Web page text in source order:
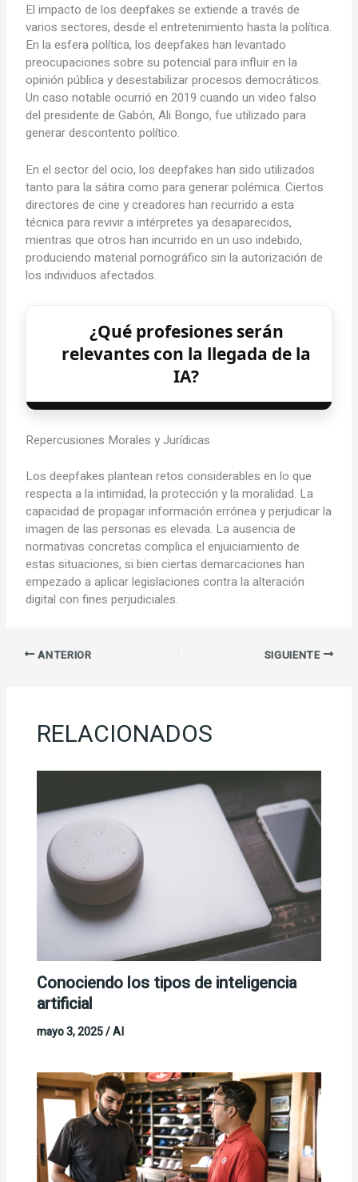
El impacto de los deepfakes se extiende a través de
varios sectores, desde el entretenimiento hasta la política.
En la esfera política, los deepfakes han levantado
preocupaciones sobre su potencial para influir en la
opinión pública y desestabilizar procesos democráticos.
Un caso notable ocurrió en 2019 cuando un video falso
del presidente de Gabón, Ali Bongo, fue utilizado para
generar descontento político.
En el sector del ocio, los deepfakes han sido utilizados
tanto para la sátira como para generar polémica. Ciertos
directores de cine y creadores han recurrido a esta
técnica para revivir a intérpretes ya desaparecidos,
mientras que otros han incurrido en un uso indebido,
produciendo material pornográfico sin la autorización de
los individuos afectados.
¿Qué profesiones serán
relevantes con la llegada de la
IA?
Repercusiones Morales y Jurídicas
Los deepfakes plantean retos considerables en lo que
respecta a la intimidad, la protección y la moralidad. La
capacidad de propagar información errónea y perjudicar la
imagen de las personas es elevada. La ausencia de
normativas concretas complica el enjuiciamiento de
estas situaciones, si bien ciertas demarcaciones han
empezado a aplicar legislaciones contra la alteración
digital con fines perjudiciales.
ANTERIOR SIGUIENTE
RELACIONADOS
Conociendo los tipos de inteligencia
artificial
mayo 3, 2025/AI